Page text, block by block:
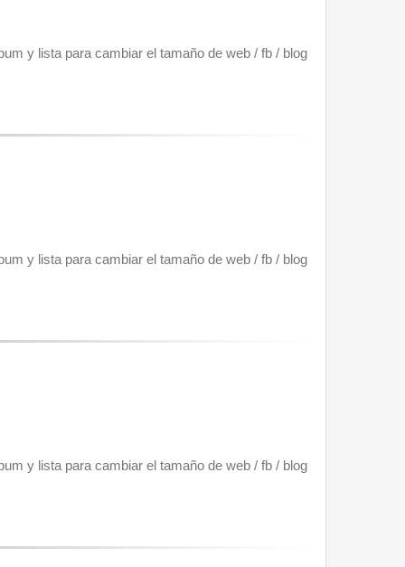
y lista para cambiar el tamaño de web / fb / blog
y lista para cambiar el tamaño de web / fb / blog
y lista para cambiar el tamaño de web / fb / blog